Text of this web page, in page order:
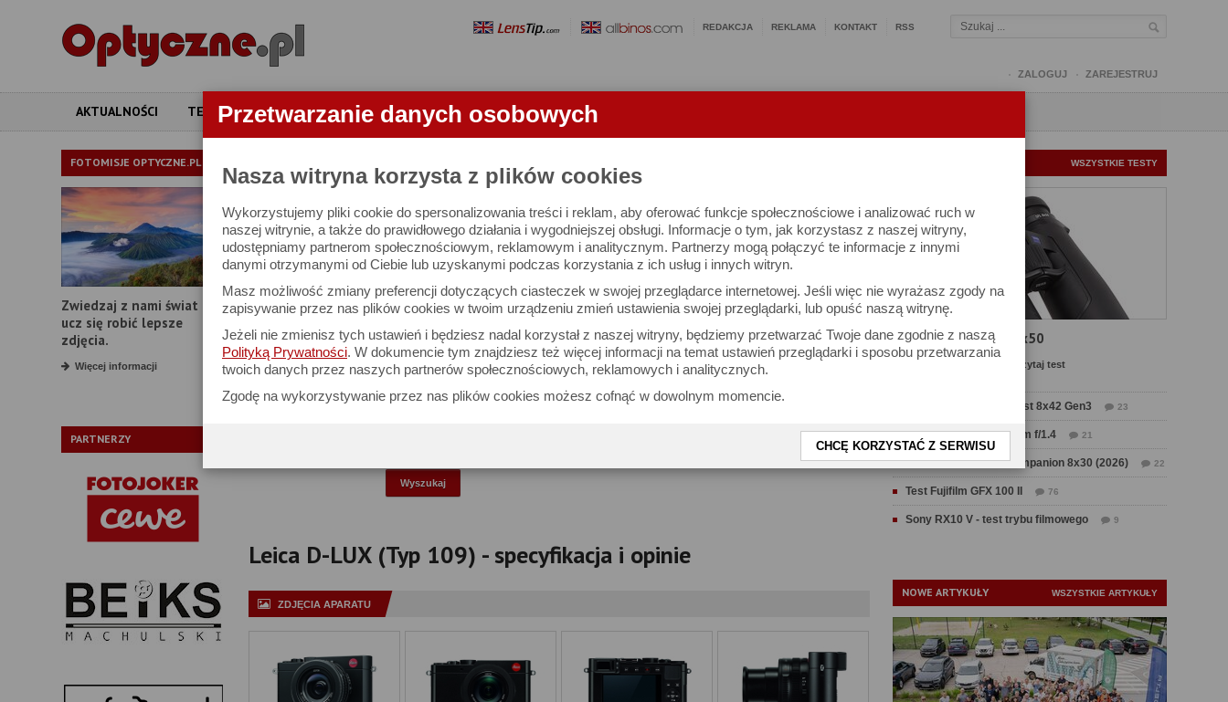
Przetwarzanie danych osobowych
Nasza witryna korzysta z plików cookies
Wykorzystujemy pliki cookie do spersonalizowania treści i reklam, aby oferować funkcje społecznościowe i analizować ruch w
naszej witrynie, a także do prawidłowego działania i wygodniejszej obsługi. Informacje o tym, jak korzystasz z naszej witryny,
udostępniamy partnerom społecznościowym, reklamowym i analitycznym. Partnerzy mogą połączyć te informacje z innymi
danymi otrzymanymi od Ciebie lub uzyskanymi podczas korzystania z ich usług i innych witryn.
Masz możliwość zmiany preferencji dotyczących ciasteczek w swojej przeglądarce internetowej. Jeśli więc nie wyrażasz zgody na
zapisywanie przez nas plików cookies w twoim urządzeniu zmień ustawienia swojej przeglądarki, lub opuść naszą witrynę.
Jeżeli nie zmienisz tych ustawień i będziesz nadal korzystał z naszej witryny, będziemy przetwarzać Twoje dane zgodnie z naszą
Polityką Prywatności. W dokumencie tym znajdziesz też więcej informacji na temat ustawień przeglądarki i sposobu przetwarzania
twoich danych przez naszych partnerów społecznościowych, reklamowych i analitycznych.
Zgodę na wykorzystywanie przez nas plików cookies możesz cofnąć w dowolnym momencie.
CHCĘ KORZYSTAĆ Z SERWISU
REDAKCJA REKLAMA KONTAKT RSS
ZALOGUJ ZAREJESTRUJ
AKTUALNOŚCI TESTY ARTYKUŁY APARATY OBIEKTYWY LORNETKI
FOTOMISJE OPTYCZNE.PL
Zwiedzaj z nami świat i
ucz się robić lepsze
zdjęcia.
Więcej informacji
PARTNERZY
APARATY
W bazie znajduje się 2455 aparatów i 10741 ocen.
Możesz też zrobić
własne porównanie aparatów
Porównaj aparaty
Proszę podać interesujące Cię parametry
Producent:
Model:
Rozdzielczość:
Zoom optyczny:
Leica D-LUX (Typ 109) - specyfikacja i opinie
ZDJĘCIA APARATU
WSZYSTKIE TESTY
Test Carl Zeiss SFL 8x50
Czytaj test
Test Delta Optical Forest 8x42 Gen3 23
Test Sirui Aurora 35 mm f/1.4 21
Test Swarovski CL Companion 8x30 (2026) 22
Test Fujifilm GFX 100 II 76
Sony RX10 V - test trybu filmowego 9
NOWE ARTYKUŁY WSZYSTKIE ARTYKUŁY